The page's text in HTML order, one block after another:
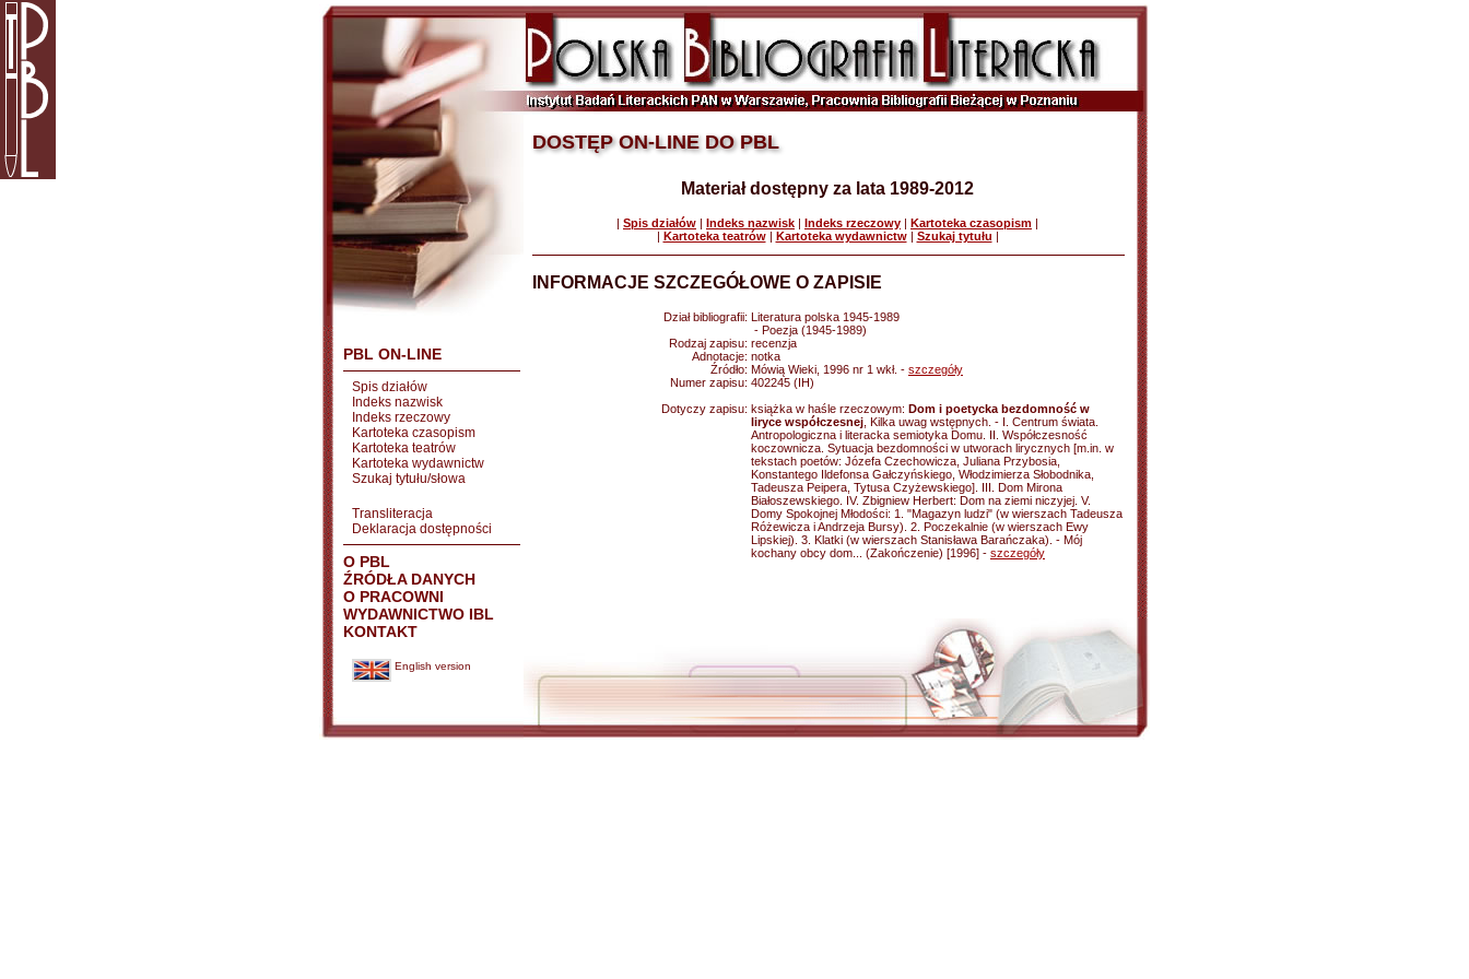
PBL ON-LINE
Spis działów
Indeks nazwisk
Indeks rzeczowy
Kartoteka czasopism
Kartoteka teatrów
Kartoteka wydawnictw
Szukaj tytułu/słowa
Transliteracja
Deklaracja dostępności
O PBL
ŹRÓDŁA DANYCH
O PRACOWNI
WYDAWNICTWO IBL
KONTAKT
English version
DOSTĘP ON-LINE DO PBL
Materiał dostępny za lata 1989-2012
| Spis działów | Indeks nazwisk | Indeks rzeczowy | Kartoteka czasopism |
| Kartoteka teatrów| Kartoteka wydawnictw| Szukaj tytułu |
INFORMACJE SZCZEGÓŁOWE O ZAPISIE
Dział bibliografii: Literatura polska 1945-1989
- Poezja (1945-1989)
Rodzaj zapisu: recenzja
Adnotacje: notka
Źródło: Mówią Wieki, 1996 nr 1 wkł. - szczegóły
Numer zapisu: 402245 (IH)
Dotyczy zapisu: książka w haśle rzeczowym: Dom i poetycka bezdomność w
liryce współczesnej , Kilka uwag wstępnych. - I. Centrum świata.
Antropologiczna i literacka semiotyka Domu. II. Współczesność
koczownicza. Sytuacja bezdomności w utworach lirycznych [m.in. w
tekstach poetów: Józefa Czechowicza, Juliana Przybosia,
Konstantego Ildefonsa Gałczyńskiego, Włodzimierza Słobodnika,
Tadeusza Peipera, Tytusa Czyżewskiego]. III. Dom Mirona
Białoszewskiego. IV. Zbigniew Herbert: Dom na ziemi niczyjej. V.
Domy Spokojnej Młodości: 1. "Magazyn ludzi" (w wierszach Tadeusza
Różewicza i Andrzeja Bursy). 2. Poczekalnie (w wierszach Ewy
Lipskiej). 3. Klatki (w wierszach Stanisława Barańczaka). - Mój
kochany obcy dom... (Zakończenie) [1996] - szczegóły